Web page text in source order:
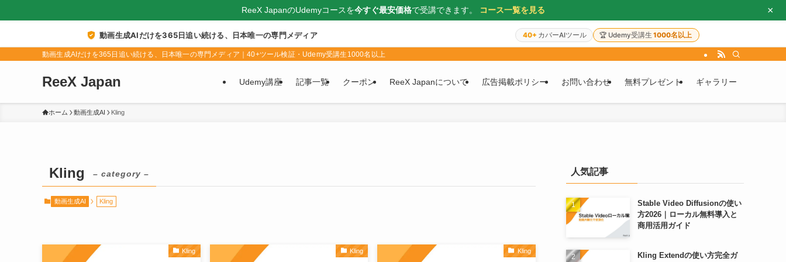
動画生成AIだけを365日追い続ける、日本唯一の専門メディア 40+ カバーAIツール 🏆 Udemy受講生 1000名以上
動画生成AIだけを365日追い続ける、日本唯一の専門メディア｜40+ツール検証・Udemy受講生1000名以上
ReeX Japan Udemy講座 記事一覧 クーポン ReeX Japanについて 広告掲載ポリシー お問い合わせ 無料プレゼント ギャラリー
ホーム 動画生成AI Kling
Kling – category –
動画生成AI Kling
Kling Kling Kling
人気記事
Stable Video Diffusionの使い
方2026｜ローカル無料導入と
商用活用ガイド
Kling Extendの使い方完全ガ
ReeX JapanのUdemyコースを今すぐ最安価格で受講できます。 コース一覧を見る ×